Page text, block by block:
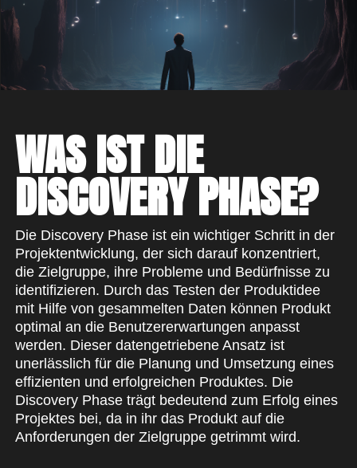
WAS IST DIE
DISCOVERY PHASE?
Die Discovery Phase ist ein wichtiger Schritt in der
Projektentwicklung, der sich darauf konzentriert,
die Zielgruppe, ihre Probleme und Bedürfnisse zu
identifizieren. Durch das Testen der Produktidee
mit Hilfe von gesammelten Daten können Produkt
optimal an die Benutzererwartungen anpasst
werden. Dieser datengetriebene Ansatz ist
unerlässlich für die Planung und Umsetzung eines
effizienten und erfolgreichen Produktes. Die
Discovery Phase trägt bedeutend zum Erfolg eines
Projektes bei, da in ihr das Produkt auf die
Anforderungen der Zielgruppe getrimmt wird.